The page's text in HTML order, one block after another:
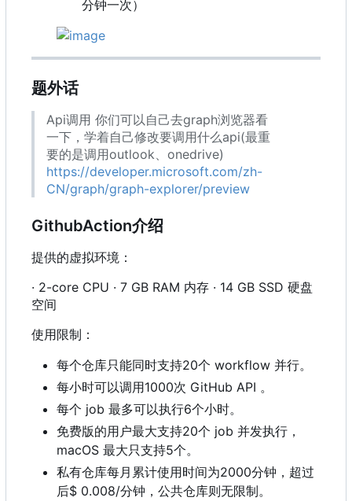
分钟一次）
题外话
Api调用 你们可以自己去graph浏览器看
一下，学着自己修改要调用什么api(最重
要的是调用outlook、onedrive)
https://developer.microsoft.com/zh-
CN/graph/graph-explorer/preview
GithubAction介绍
提供的虚拟环境：
· 2-core CPU · 7 GB RAM 内存 · 14 GB SSD 硬盘
空间
使用限制：
每个仓库只能同时支持20个 workflow 并行。
每小时可以调用1000次 GitHub API 。
每个 job 最多可以执行6个小时。
免费版的用户最大支持20个 job 并发执行，
macOS 最大只支持5个。
私有仓库每月累计使用时间为2000分钟，超过
后$ 0.008/分钟，公共仓库则无限制。